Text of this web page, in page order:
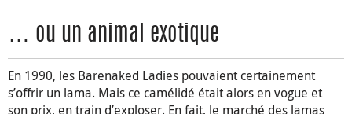
… ou un animal exotique
En 1990, les Barenaked Ladies pouvaient certainement
s’offrir un lama. Mais ce camélidé était alors en vogue et
son prix, en train d’exploser. En fait, le marché des lamas